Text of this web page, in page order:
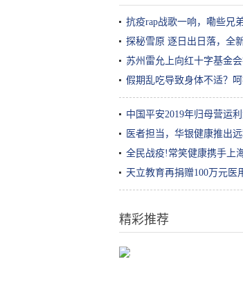
抗疫rap战歌一响，嘞些兄
探秘雪原 逐日出日落，全
苏州雷允上向红十字基金
假期乱吃导致身体不适？
中国平安2019年归母营运
医者担当，华银健康推出
全民战疫!常笑健康携手上
天立教育再捐赠100万元医
精彩推荐
你还记得《极品飞车：保时